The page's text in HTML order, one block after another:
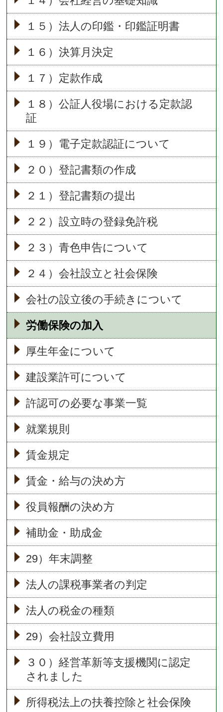
１５）法人の印鑑・印鑑証明書
１６）決算月決定
１７）定款作成
１８）公証人役場における定款認
証
１９）電子定款認証について
２０）登記書類の作成
２１）登記書類の提出
２２）設立時の登録免許税
２３）青色申告について
２４）会社設立と社会保険
会社の設立後の手続きについて
労働保険の加入
厚生年金について
建設業許可について
許認可の必要な事業一覧
就業規則
賃金規定
賃金・給与の決め方
役員報酬の決め方
補助金・助成金
29）年末調整
法人の課税事業者の判定
法人の税金の種類
29）会社設立費用
３０）経営革新等支援機関に認定
されました
所得税法上の扶養控除と社会保険